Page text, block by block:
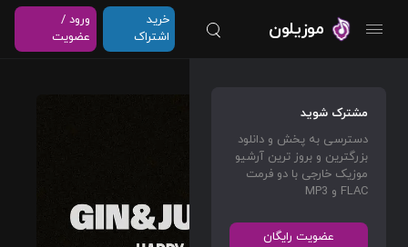
موزیلون
خرید
اشتراک
ورود /
عضویت
مشترک شوید
دسترسی به پخش و دانلود
بزرگترین و بروز ترین آرشیو
موزیک خارجی با دو فرمت
FLAC و MP3
عضویت رایگان
Gin &
Juice
(HARD
Y’s
Versio
n)